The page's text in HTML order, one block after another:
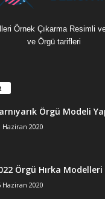
Örnek Çıkarma Resimli
ve Örgü tarifleri
Örgü Modeli
Haziran 2020
Örgü Hırka Modelleri
Haziran 2020